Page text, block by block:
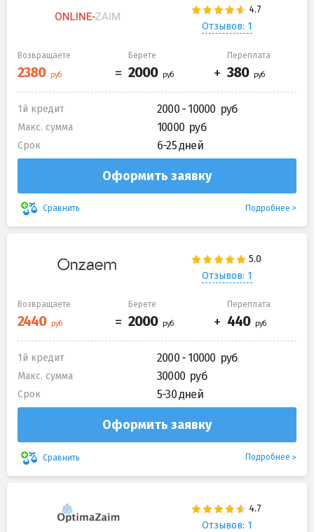
Отзывов: 1
Возвращаете Берете Переплата
1й кредит 2000 - 10000
Макс. сумма 10000
Срок 6-25 дней
Оформить заявку
Сравнить Подробнее
Отзывов: 1
Возвращаете Берете Переплата
1й кредит 2000 - 10000
Макс. сумма 30000
Срок 5-30 дней
Оформить заявку
Сравнить Подробнее
Отзывов: 1